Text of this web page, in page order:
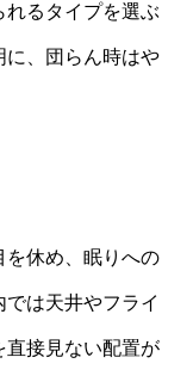
れるタイプを選ぶ
に、団らん時はや
を休め、眠りへの
は天井やフライ
直接見ない配置が